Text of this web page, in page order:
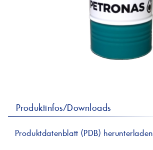
Produktinfos/Downloads
Produktdatenblatt (PDB) herunterladen